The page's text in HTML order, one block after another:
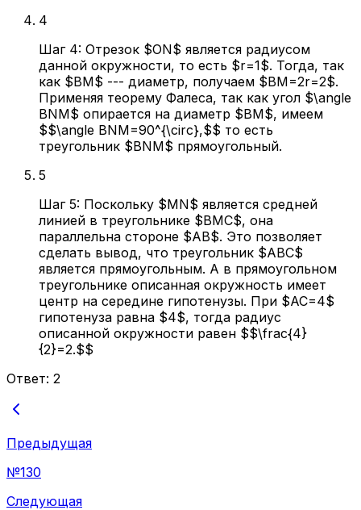
4
Шаг 4: Отрезок $ON$ является радиусом
данной окружности, то есть $r=1$. Тогда, так
как $BM$ --- диаметр, получаем $BM=2r=2$.
Применяя теорему Фалеса, так как угол $\angle
BNM$ опирается на диаметр $BM$, имеем
$$\angle BNM=90^{\circ},$$ то есть
треугольник $BNM$ прямоугольный.
5
Шаг 5: Поскольку $MN$ является средней
линией в треугольнике $BMC$, она
параллельна стороне $AB$. Это позволяет
сделать вывод, что треугольник $ABC$
является прямоугольным. А в прямоугольном
треугольнике описанная окружность имеет
центр на середине гипотенузы. При $AC=4$
гипотенуза равна $4$, тогда радиус
описанной окружности равен $$\frac{4}
{2}=2.$$
Ответ: 2
Предыдущая
№130
Следующая